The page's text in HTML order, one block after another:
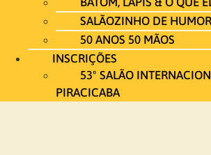
SALÃOZINHO DE HUMOR
50 ANOS 50 MÃOS
INSCRIÇÕES
53º SALÃO
PIRACICABA